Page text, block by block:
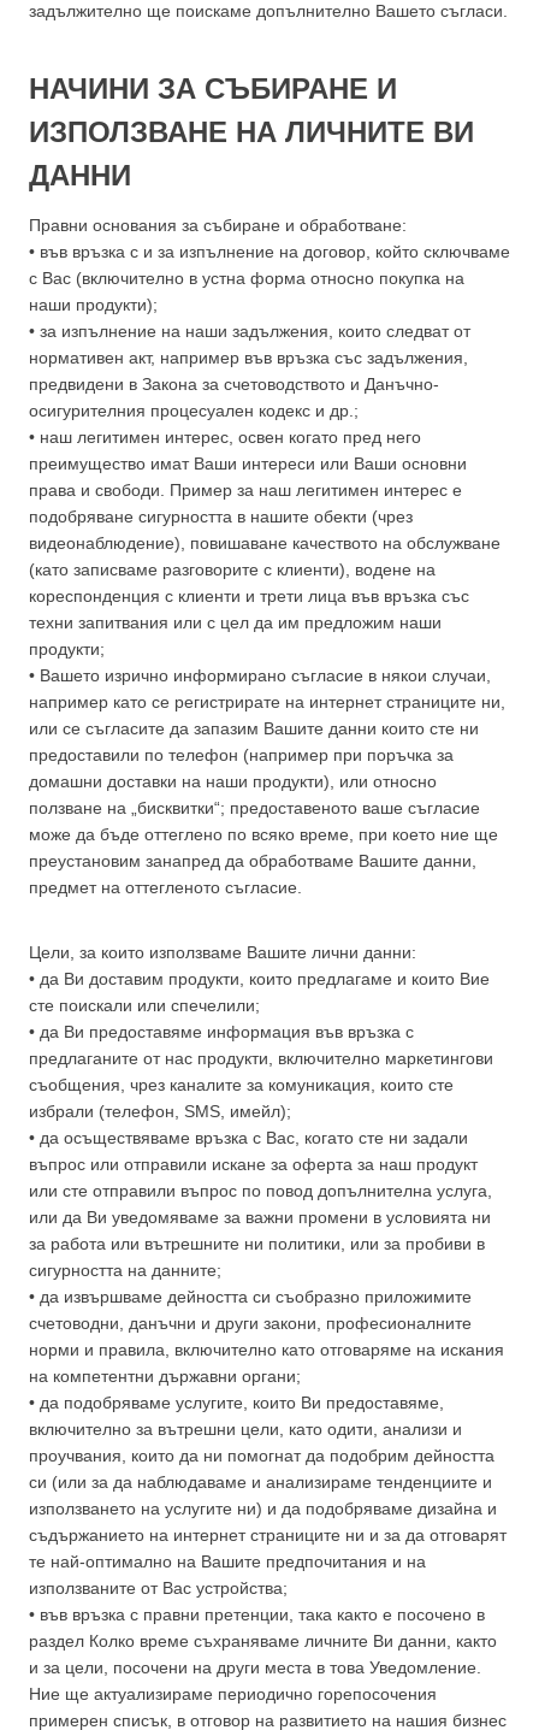
задължително ще поискаме допълнително Вашето съгласи.
НАЧИНИ ЗА СЪБИРАНЕ И
ИЗПОЛЗВАНЕ НА ЛИЧНИТЕ ВИ
ДАННИ
Правни основания за събиране и обработване:
• във връзка с и за изпълнение на договор, който сключваме
с Вас (включително в устна форма относно покупка на
наши продукти);
• за изпълнение на наши задължения, които следват от
нормативен акт, например във връзка със задължения,
предвидени в Закона за счетоводството и Данъчно-
осигурителния процесуален кодекс и др.;
• наш легитимен интерес, освен когато пред него
преимущество имат Ваши интереси или Ваши основни
права и свободи. Пример за наш легитимен интерес е
подобряване сигурността в нашите обекти (чрез
видеонаблюдение), повишаване качеството на обслужване
(като записваме разговорите с клиенти), водене на
кореспонденция с клиенти и трети лица във връзка със
техни запитвания или с цел да им предложим наши
продукти;
• Вашето изрично информирано съгласие в някои случаи,
например като се регистрирате на интернет страниците ни,
или се съгласите да запазим Вашите данни които сте ни
предоставили по телефон (например при поръчка за
домашни доставки на наши продукти), или относно
ползване на „бисквитки“; предоставеното ваше съгласие
може да бъде оттеглено по всяко време, при което ние ще
преустановим занапред да обработваме Вашите данни,
предмет на оттегленото съгласие.
Цели, за които използваме Вашите лични данни:
• да Ви доставим продукти, които предлагаме и които Вие
сте поискали или спечелили;
• да Ви предоставяме информация във връзка с
предлаганите от нас продукти, включително маркетингови
съобщения, чрез каналите за комуникация, които сте
избрали (телефон, SMS, имейл);
• да осъществяваме връзка с Вас, когато сте ни задали
въпрос или отправили искане за оферта за наш продукт
или сте отправили въпрос по повод допълнителна услуга,
или да Ви уведомяваме за важни промени в условията ни
за работа или вътрешните ни политики, или за пробиви в
сигурността на данните;
• да извършваме дейността си съобразно приложимите
счетоводни, данъчни и други закони, професионалните
норми и правила, включително като отговаряме на искания
на компетентни държавни органи;
• да подобряваме услугите, които Ви предоставяме,
включително за вътрешни цели, като одити, анализи и
проучвания, които да ни помогнат да подобрим дейността
си (или за да наблюдаваме и анализираме тенденциите и
използването на услугите ни) и да подобряваме дизайна и
съдържанието на интернет страниците ни и за да отговарят
те най-оптимално на Вашите предпочитания и на
използваните от Вас устройства;
• във връзка с правни претенции, така както е посочено в
раздел Колко време съхраняваме личните Ви данни, както
и за цели, посочени на други места в това Уведомление.
Ние ще актуализираме периодично горепосочения
примерен списък, в отговор на развитието на нашия бизнес